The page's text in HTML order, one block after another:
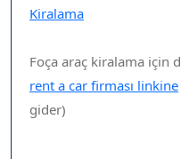
Kiralama
Foça araç kiralama için
rent a car firması linkine
gider)